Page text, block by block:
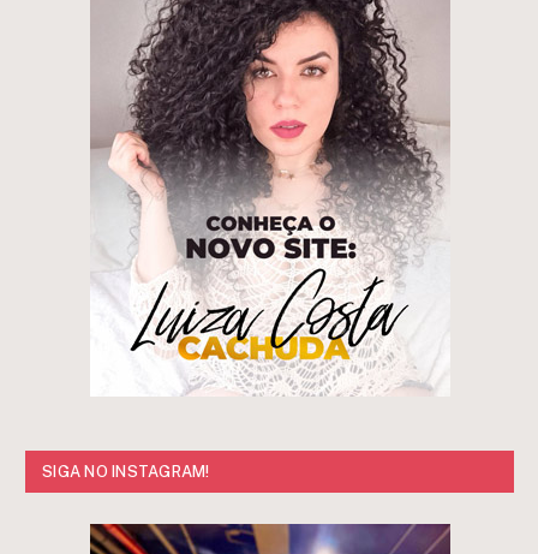
SIGA NO INSTAGRAM!